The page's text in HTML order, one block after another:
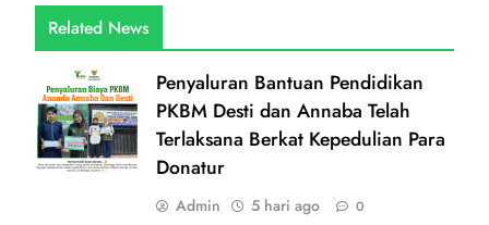
Related News
Penyaluran Bantuan Pendidikan
PKBM Desti dan Annaba Telah
Terlaksana Berkat Kepedulian Para
Donatur
Admin 5 hari ago 0